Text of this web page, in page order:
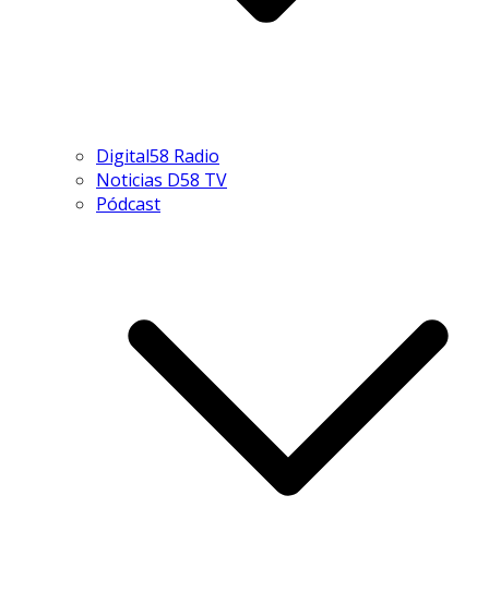
Digital58 Radio
Noticias D58 TV
Pódcast